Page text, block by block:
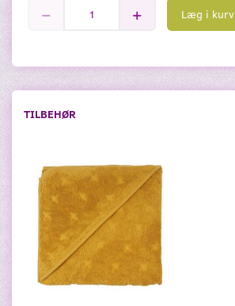
Læg i kurv
TILBEHØR